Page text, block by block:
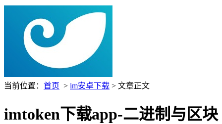
当前位置： 首页 > im安卓下载 > 文章正文
imtoken下载app-二进制与区块